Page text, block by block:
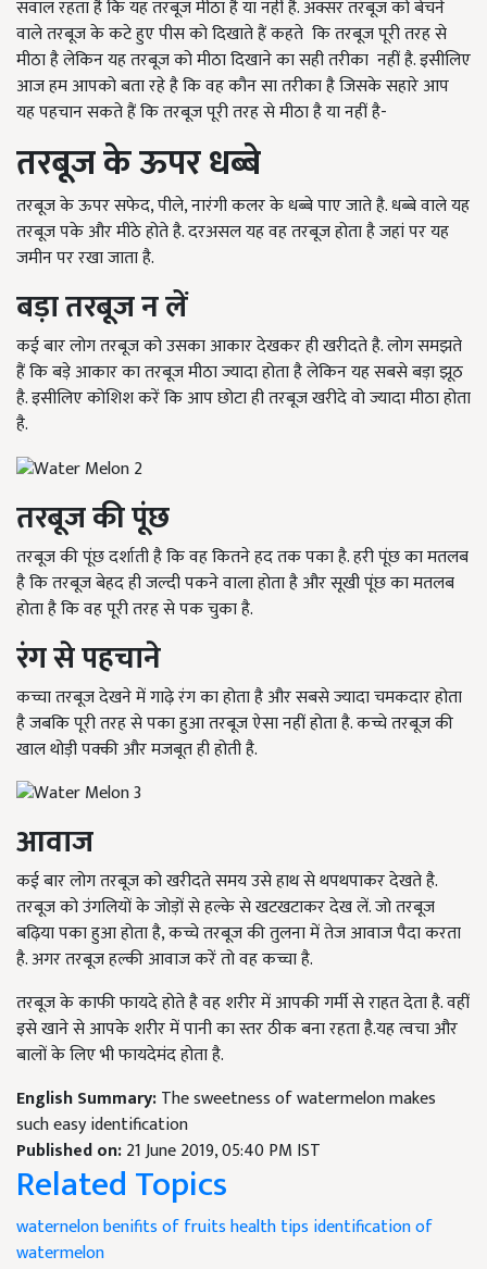
सवाल रहता है कि यह तरबूज मीठा है या नहीं है. अक्सर तरबूज को बेचने
वाले तरबूज के कटे हुए पीस को दिखाते हैं कहते कि तरबूज पूरी तरह से
मीठा है लेकिन यह तरबूज को मीठा दिखाने का सही तरीका नहीं है. इसीलिए
आज हम आपको बता रहे है कि वह कौन सा तरीका है जिसके सहारे आप
यह पहचान सकते हैं कि तरबूज पूरी तरह से मीठा है या नहीं है-
तरबूज के ऊपर धब्बे
तरबूज के ऊपर सफेद, पीले, नारंगी कलर के धब्बे पाए जाते है. धब्बे वाले यह
तरबूज पके और मीठे होते है. दरअसल यह वह तरबूज होता है जहां पर यह
जमीन पर रखा जाता है.
बड़ा तरबूज न लें
कई बार लोग तरबूज को उसका आकार देखकर ही खरीदते है. लोग समझते
हैं कि बड़े आकार का तरबूज मीठा ज्यादा होता है लेकिन यह सबसे बड़ा झूठ
है. इसीलिए कोशिश करें कि आप छोटा ही तरबूज खरीदे वो ज्यादा मीठा होता
है.
तरबूज की पूंछ
तरबूज की पूंछ दर्शाती है कि वह कितने हद तक पका है. हरी पूंछ का मतलब
है कि तरबूज बेहद ही जल्दी पकने वाला होता है और सूखी पूंछ का मतलब
होता है कि वह पूरी तरह से पक चुका है.
रंग से पहचाने
कच्चा तरबूज देखने में गाढ़े रंग का होता है और सबसे ज्यादा चमकदार होता
है जबकि पूरी तरह से पका हुआ तरबूज ऐसा नहीं होता है. कच्चे तरबूज की
खाल थोड़ी पक्की और मजबूत ही होती है.
आवाज
कई बार लोग तरबूज को खरीदते समय उसे हाथ से थपथपाकर देखते है.
तरबूज को उंगलियों के जोड़ों से हल्के से खटखटाकर देख लें. जो तरबूज
बढ़िया पका हुआ होता है, कच्चे तरबूज की तुलना में तेज आवाज पैदा करता
है. अगर तरबूज हल्की आवाज करें तो वह कच्चा है.
तरबूज के काफी फायदे होते है वह शरीर में आपकी गर्मी से राहत देता है. वहीं
इसे खाने से आपके शरीर में पानी का स्तर ठीक बना रहता है.यह त्वचा और
बालों के लिए भी फायदेमंद होता है.
English Summary:The sweetness of watermelon makes
such easy identification
Published on:21 June 2019, 05:40 PM IST
Related Topics
waternelonbenifits of fruitshealth tips identification of
watermelon